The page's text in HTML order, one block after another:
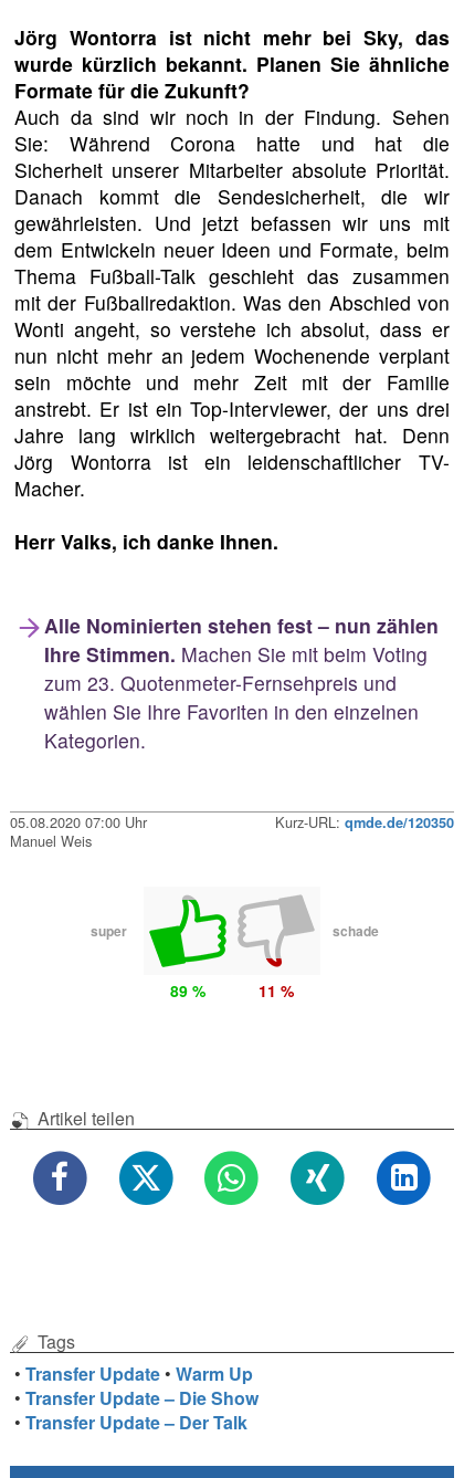
Jörg Wontorra ist nicht mehr bei Sky, das
wurde kürzlich bekannt. Planen Sie ähnliche
Formate für die Zukunft?
Auch da sind wir noch in der Findung. Sehen
Sie: Während Corona hatte und hat die
Sicherheit unserer Mitarbeiter absolute Priorität.
Danach kommt die Sendesicherheit, die wir
gewährleisten. Und jetzt befassen wir uns mit
dem Entwickeln neuer Ideen und Formate, beim
Thema Fußball-Talk geschieht das zusammen
mit der Fußballredaktion. Was den Abschied von
Wonti angeht, so verstehe ich absolut, dass er
nun nicht mehr an jedem Wochenende verplant
sein möchte und mehr Zeit mit der Familie
anstrebt. Er ist ein Top-Interviewer, der uns drei
Jahre lang wirklich weitergebracht hat. Denn
Jörg Wontorra ist ein leidenschaftlicher TV-
Macher.
Herr Valks, ich danke Ihnen.
Alle Nominierten stehen fest – nun zählen
Ihre Stimmen. Machen Sie mit beim Voting
zum 23. Quotenmeter-Fernsehpreis und
wählen Sie Ihre Favoriten in den einzelnen
Kategorien.
05.08.2020 07:00 Uhr Kurz-URL: qmde.de/120350
Manuel Weis
super schade
89 % 11 %
Artikel teilen
Tags
•Transfer Update •Warm Up
•Transfer Update – Die Show
•Transfer Update – Der Talk